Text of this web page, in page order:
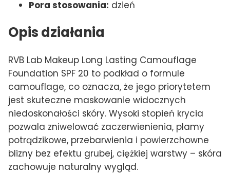
Pora stosowania: dzień
Opis działania
RVB Lab Makeup Long Lasting Camouflage
Foundation SPF 20 to podkład o formule
camouflage, co oznacza, że jego priorytetem
jest skuteczne maskowanie widocznych
niedoskonałości skóry. Wysoki stopień krycia
pozwala zniwelować zaczerwienienia, plamy
potrądzikowe, przebarwienia i powierzchowne
blizny bez efektu grubej, ciężkiej warstwy – skóra
zachowuje naturalny wygląd.